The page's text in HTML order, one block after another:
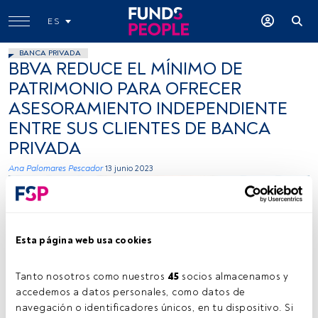
Esta página web usa cookies
Tanto nosotros como nuestros 45 socios almacenamos y
accedemos a datos personales, como datos de
navegación o identificadores únicos, en tu dispositivo. Si
ES
BANCA PRIVADA
BBVA REDUCE EL MÍNIMO DE
PATRIMONIO PARA OFRECER
ASESORAMIENTO INDEPENDIENTE
ENTRE SUS CLIENTES DE BANCA
PRIVADA
Ana Palomares Pescador 13 junio 2023
Firma: Cedida (BBVA)